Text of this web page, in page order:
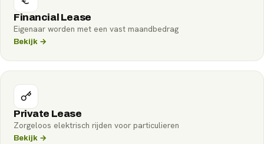
Financial Lease
Eigenaar worden met een vast maandbedrag
Bekijk →
Private Lease
Zorgeloos elektrisch rijden voor particulieren
Bekijk →